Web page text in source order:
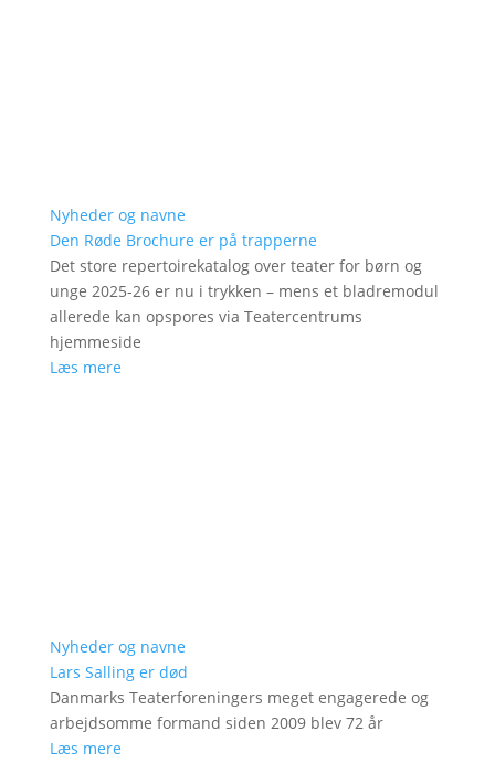
Nyheder og navne
Den Røde Brochure er på trapperne
Det store repertoirekatalog over teater for børn og
unge 2025-26 er nu i trykken – mens et bladremodul
allerede kan opspores via Teatercentrums
hjemmeside
Læs mere
Nyheder og navne
Lars Salling er død
Danmarks Teaterforeningers meget engagerede og
arbejdsomme formand siden 2009 blev 72 år
Læs mere